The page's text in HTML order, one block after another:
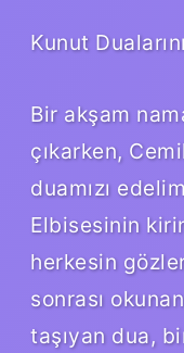
Kunut
Bir akşam
çıkarken,
duamızı
Elbisesinin
herkesin
sonrası
taşıyan dua,